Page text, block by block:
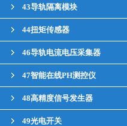
43导轨隔离模块
44扭矩传感器
46导轨电流电压采集器
47智能在线PH测控仪
48高精度信号发生器
49光电开关